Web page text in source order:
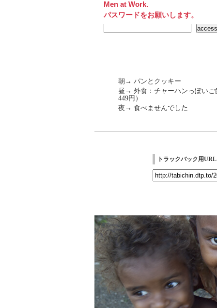
Men at Work.
パスワードをお願いします。
朝→ パンとクッキー
昼→ 外食：チャーハンっぽいご
449円）
夜→ 食べませんでした
トラックバック用URL